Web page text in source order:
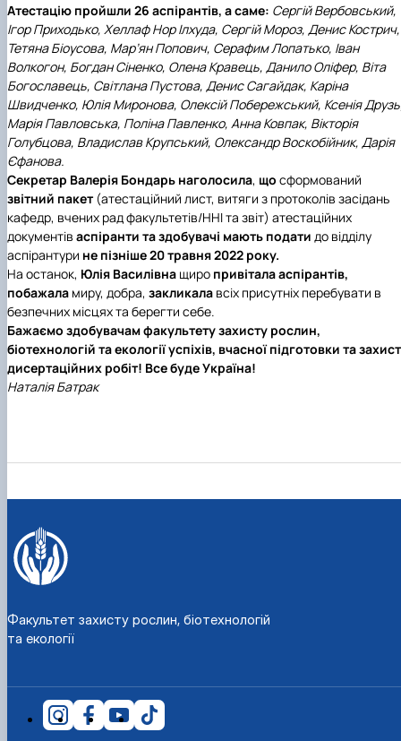
Атестацію пройшли 26 аспірантів, а саме: Сергій Вербовський,
Ігор Приходько, Хеллаф Нор Ілхуда, Сергій Мороз, Денис Кострич,
Тетяна Біоусова, Мар’ян Попович, Серафим Лопатько, Іван
Волкогон, Богдан Сіненко, Олена Кравець, Данило Оліфер, Віта
Богославець, Світлана Пустова, Денис Сагайдак, Каріна
Швидченко, Юлія Миронова, Олексій Побережський, Ксенія
Марія Павловська, Поліна Павленко, Анна Ковпак, Вікторія
Голубцова, Владислав Крупський, Олександр Воскобійник, Дарія
Єфанова.
Секретар Валерія Бондарь наголосила, що сформований
звітний пакет (атестаційний лист, витяги з протоколів засідань
кафедр, вчених рад факультетів/ННІ та звіт) атестаційних
документів аспіранти та здобувачі мають подати до відділу
аспірантури не пізніше 20 травня 2022 року.
На останок, Юлія Василівна щиро привітала аспірантів,
побажала миру, добра, закликала всіх присутніх перебувати в
безпечних місцях та берегти себе.
Бажаємо здобувачам факультету захисту рослин,
біотехнологій та екології успіхів, вчасної підготовки та
дисертаційних робіт! Все буде Україна!
Наталія Батрак
Факультет захисту рослин, біотехнологій
та екології